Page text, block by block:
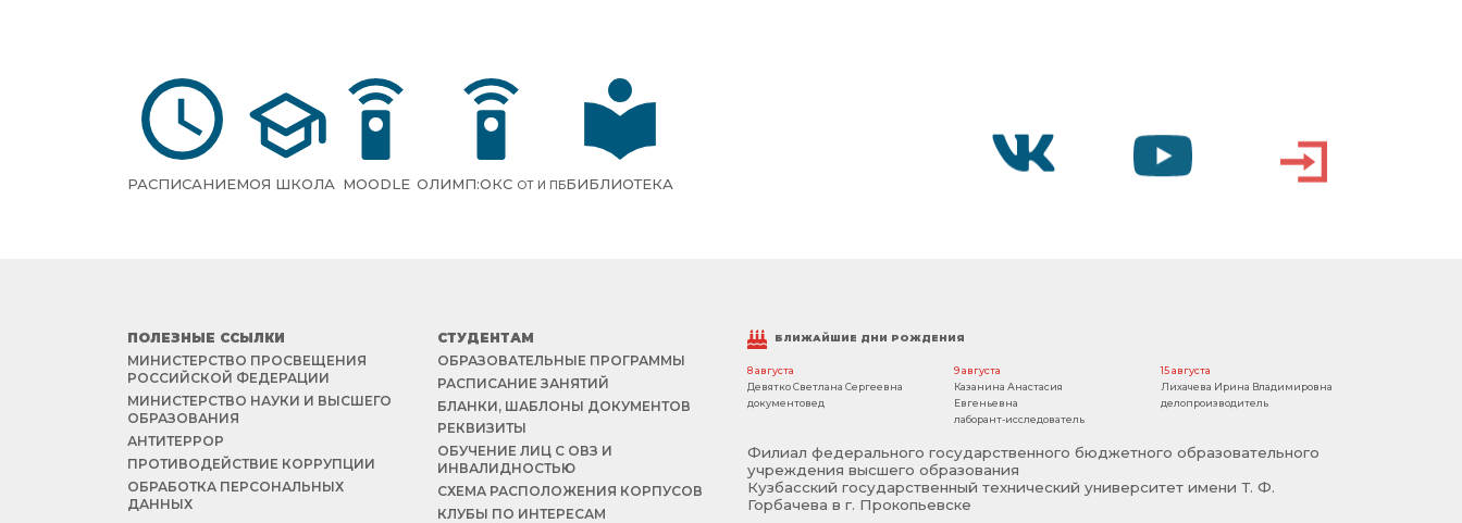
РАСПИСАНИЕМОЯ ШКОЛА MOODLE ОЛИМП:ОКС ОТ И ПББИБЛИОТЕКА
ПОЛЕЗНЫЕ ССЫЛКИ
МИНИСТЕРСТВО ПРОСВЕЩЕНИЯ
РОССИЙСКОЙ ФЕДЕРАЦИИ
МИНИСТЕРСТВО НАУКИ И ВЫСШЕГО
ОБРАЗОВАНИЯ
АНТИТЕРРОР
ПРОТИВОДЕЙСТВИЕ КОРРУПЦИИ
ОБРАБОТКА ПЕРСОНАЛЬНЫХ
ДАННЫХ
СТУДЕНТАМ
ОБРАЗОВАТЕЛЬНЫЕ ПРОГРАММЫ
РАСПИСАНИЕ ЗАНЯТИЙ
БЛАНКИ, ШАБЛОНЫ ДОКУМЕНТОВ
РЕКВИЗИТЫ
ОБУЧЕНИЕ ЛИЦ С ОВЗ И
ИНВАЛИДНОСТЬЮ
СХЕМА РАСПОЛОЖЕНИЯ КОРПУСОВ
КЛУБЫ ПО ИНТЕРЕСАМ
БЛИЖАЙШИЕ ДНИ РОЖДЕНИЯ
8 августа
Девятко Светлана Сергеевна
документовед
9 августа
Казанина Анастасия
Евгеньевна
лаборант-исследователь
15 августа
Лихачева Ирина Владимировна
делопроизводитель
Филиал федерального государственного бюджетного образовательного
учреждения высшего образования
Кузбасский государственный технический университет имени Т. Ф.
Горбачева в г. Прокопьевске